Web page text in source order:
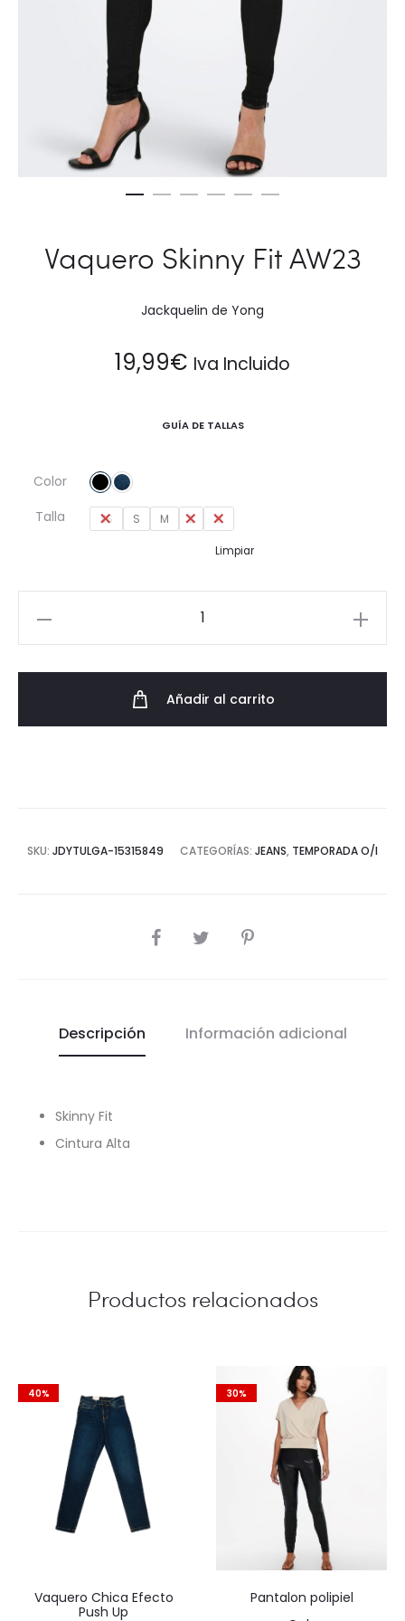
Vaquero Skinny Fit AW23
Jackquelin de Yong
19,99€ Iva Incluido
GUÍA DE TALLAS
Color
Talla
XS S M L XL
Limpiar
Añadir al carrito
SKU: JDYTULGA-15315849 CATEGORÍAS: JEANS, TEMPORADA O/I
COMPARTIR
Descripción Información adicional
Skinny Fit
Cintura Alta
Productos relacionados
40%
Vaquero Chica Efecto
Push Up
30%
Pantalon polipiel